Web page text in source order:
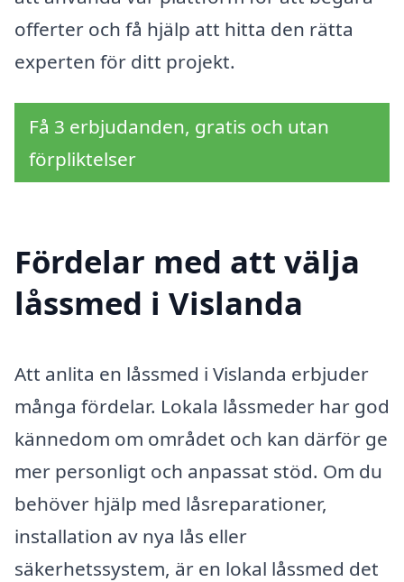
offerter och få hjälp att hitta den rätta
experten för ditt projekt.
Få 3 erbjudanden, gratis och utan
förpliktelser
Fördelar med att välja
låssmed i Vislanda
Att anlita en låssmed i Vislanda erbjuder
många fördelar. Lokala låssmeder har god
kännedom om området och kan därför ge
mer personligt och anpassat stöd. Om du
behöver hjälp med låsreparationer,
installation av nya lås eller
säkerhetssystem, är en lokal låssmed det